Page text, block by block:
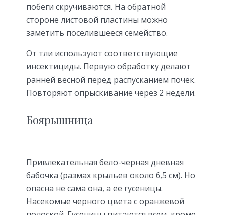
побеги скручиваются. На обратной
стороне листовой пластины можно
заметить поселившееся семейство.
От тли используют соответствующие
инсектициды. Первую обработку делают
ранней весной перед распусканием почек.
Повторяют опрыскивание через 2 недели.
Боярышница
Привлекательная бело-черная дневная
бабочка (размах крыльев около 6,5 см). Но
опасна не сама она, а ее гусеницы.
Насекомые черного цвета с оранжевой